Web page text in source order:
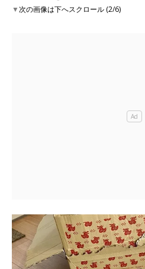
▼次の画像は下へスクロール (2/6)